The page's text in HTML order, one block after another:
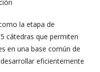
la etapa de
cátedras que permiten
en una base común de
eficientemente